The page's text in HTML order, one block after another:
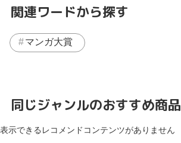
関連ワードから探す
マンガ大賞
同じジャンルのおすすめ商品
表示できるレコメンドコンテンツがありません